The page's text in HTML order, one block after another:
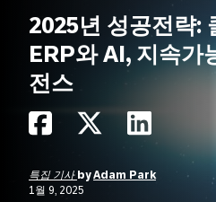
2025년 성공전략:
ERP와 AI, 지속가
전스
특집 기사 byAdam Park
1월 9, 2025